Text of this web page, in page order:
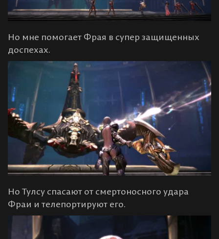
Но мне помогает Фрая в супер защищенных
доспехах.
Но Тулсу спасают от смертоносного удара
Фраи и телепортируют его.